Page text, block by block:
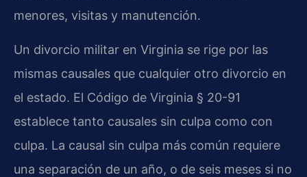
menores, visitas y manutención.
Un divorcio militar en Virginia se rige por las
mismas causales que cualquier otro divorcio en
el estado. El Código de Virginia § 20-91
establece tanto causales sin culpa como con
culpa. La causal sin culpa más común requiere
una separación de un año, o de seis meses si no